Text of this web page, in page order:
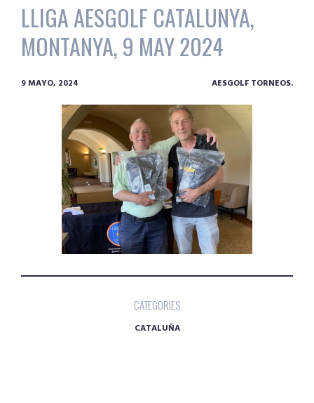
LLIGA AESGOLF CATALUNYA,
MONTANYA, 9 MAY 2024
9 MAYO, 2024 AESGOLF TORNEOS.
CATEGORIES
CATALUÑA